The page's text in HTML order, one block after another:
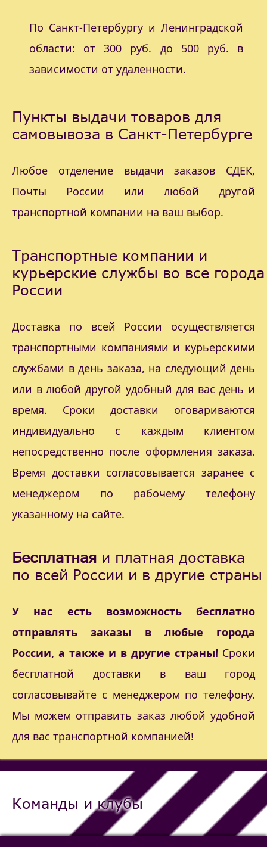
По Санкт-Петербургу и Ленинградской
области: от 300 руб. до 500 руб. в
зависимости от удаленности.
Пункты выдачи товаров для
самовывоза в Санкт-Петербурге
Любое отделение выдачи заказов СДЕК,
Почты России или любой другой
транспортной компании на ваш выбор.
Транспортные компании и
курьерские службы во все города
России
Доставка по всей России осуществляется
транспортными компаниями и курьерскими
службами в день заказа, на следующий день
или в любой другой удобный для вас день и
время. Сроки доставки оговариваются
индивидуально с каждым клиентом
непосредственно после оформления заказа.
Время доставки согласовывается заранее с
менеджером по рабочему телефону
указанному на сайте.
Бесплатная и платная доставка
по всей России и в другие страны
У нас есть возможность бесплатно
отправлять заказы в любые города
России, а также и в другие страны! Сроки
бесплатной доставки в ваш город
согласовывайте с менеджером по телефону.
Мы можем отправить заказ любой удобной
для вас транспортной компанией!
Команды и клубы